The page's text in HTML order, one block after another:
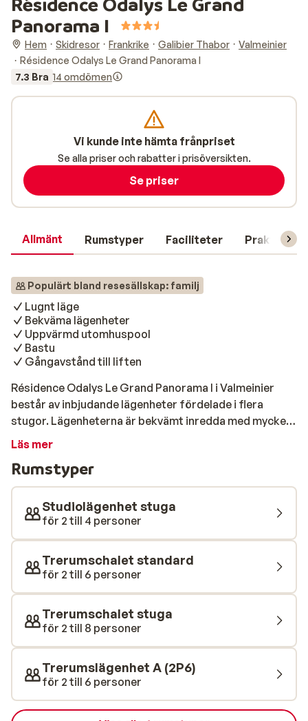
Panorama I
Hem Skidresor Frankrike Galibier Thabor
Valmeinier
Résidence Odalys Le Grand Panorama I
7.3 Bra 14 omdömen
Allmänt Rumstyper Faciliteter Praktisk
Populärt bland resesällskap: familj
Lugnt läge
Bekväma lägenheter
Uppvärmd utomhuspool
Bastu
Gångavstånd till liften
Résidence Odalys Le Grand Panorama I i Valmeinier
består av inbjudande lägenheter fördelade i flera
stugor. Lägenheterna är bekvämt inredda med mycket
trä, vilket ger en varm och välkomnande atmosfär. De
terrass med utsikt över de vackra omgivningarna.
Gäster har tillgång till en bastu och uppvärmd
utomhuspool. Résidence Odalys Le Grand Panorama I
ligger i en lugn miljö cirka 500 meter från liften och på
gångavstånd till Valmeinier centrum.
Läs mer
Rumstyper
Studiolägenhet stuga
för 2 till 4 personer
Trerumschalet standard
för 2 till 6 personer
Trerumschalet stuga
för 2 till 8 personer
Trerumslägenhet A (2P6)
för 2 till 6 personer
Vi kunde inte hämta frånpriset
Se alla priser och rabatter i prisöversikten.
Se priser